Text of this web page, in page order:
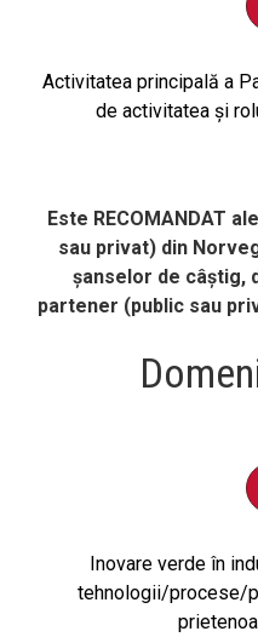
Activitatea principală a
de activitatea și
Este RECOMANDAT
sau privat) din
șanselor de câștig,
partener (public sau
Inovare verde în
tehnologii/procese/